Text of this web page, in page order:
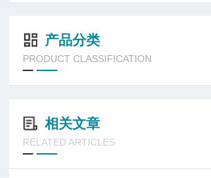
产品分类
PRODUCT CLASSIFICATION
相关文章
RELATED ARTICLES